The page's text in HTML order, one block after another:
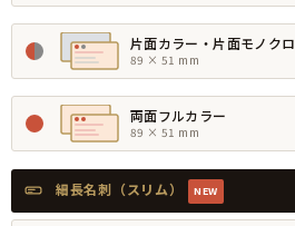
片面カラー・片面モノクロ
89 × 51 mm
両面フルカラー
89 × 51 mm
細長名刺（スリム） NEW